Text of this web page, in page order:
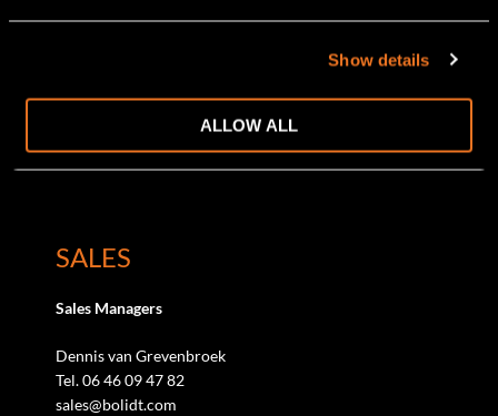
Show details
ALLOW ALL
SALES
Sales Managers
Dennis van Grevenbroek
Tel. 06 46 09 47 82
sales@bolidt.com